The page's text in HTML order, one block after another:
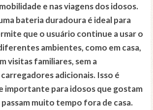
e nas viagens dos idosos.
bateria duradoura é ideal para
que o usuário continue a usar o
ambientes, como em casa,
visitas familiares, sem a
adicionais. Isso é
importante para idosos que gostam
muito tempo fora de casa.